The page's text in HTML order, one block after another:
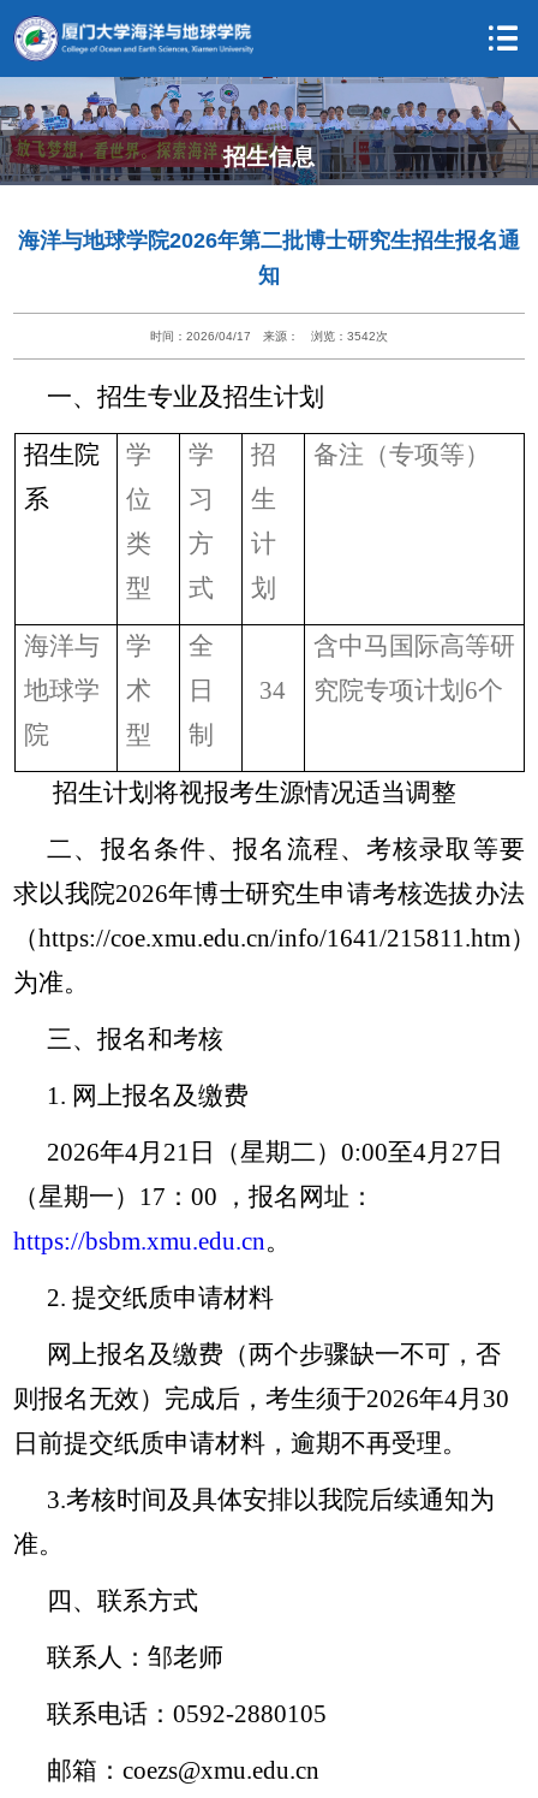
招生信息
海洋与地球学院2026年第二批博士研究生招生报名通
知
时间：2026/04/17 来源： 浏览： 3542次
一、招生专业及招生计划
招生院
系
学
位
类
型
学
习
方
式
招
生
计
划
备注（专项等）
海洋与
地球学
院
学
术
型
全
日
制
34
含中马国际高等研
究院专项计划 6个
招生计划将视报考生源情况适当调整
二、报名条件、报名流程、考核录取等要
求以我院2026年博士研究生申请考核选拔办法
（https://coe.xmu.edu.cn/info/1641/215811.htm）
为准。
三、报名和考核
1. 网上报名及缴费
2026年4月 21 日（星期二）0:00至4月 27 日
（星期一） 17 ：00
，报名网址：
https://bsbm.xmu.edu.cn。
2.提交纸质申请材料
网上报名及缴费（两个步骤缺一不可，否
则报名无效）完成后，考生须于2026年4月 30
日前提交纸质申请材料，逾期不再受理。
3.考核时间及具体安排以我院后续通知为
准。
四、联系方式
联系人：邹老师
联系电话：0592-2880105
邮箱：coezs@xmu.edu.cn